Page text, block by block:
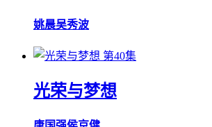
姚晨吴秀波
第40集
光荣与梦想